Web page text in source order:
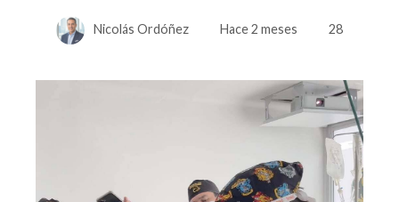
Nicolás Ordóñez Hace 2 meses 28